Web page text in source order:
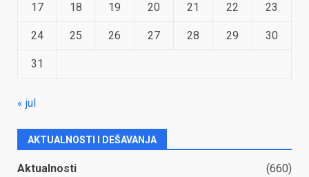
17 18 19 20 21 22 23
24 25 26 27 28 29 30
31
« jul
AKTUALNOSTI I DEŠAVANJA
Aktualnosti
(660)